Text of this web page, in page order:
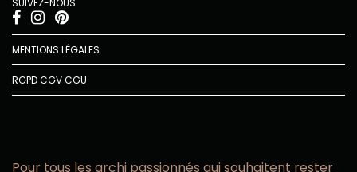
MENTIONS LÉGALES
RGPDCGVCGU
Pour tous les archi passionnés qui souhaitent rester